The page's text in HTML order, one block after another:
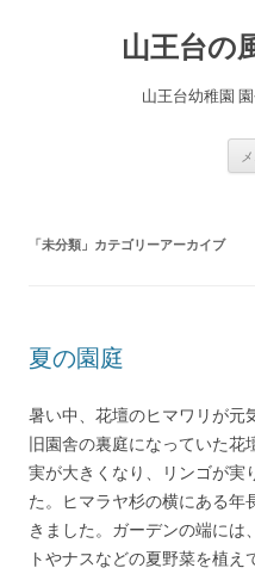
山王台の
山王台幼稚園
「未分類 」カテゴリーアーカイブ
夏の園庭
暑い中、花壇のヒマワリが元
旧園舎の裏庭になっていた花
実が大きくなり、リンゴが実
た。ヒマラヤ杉の横にある年
きました。ガーデンの端には
トやナスなどの夏野菜を植